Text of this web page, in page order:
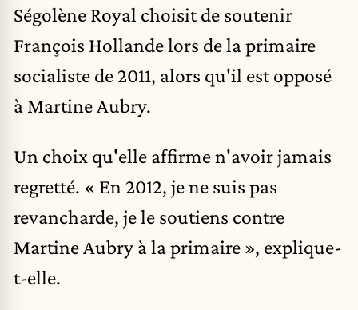
Ségolène Royal choisit de soutenir
François Hollande lors de la primaire
socialiste de 2011, alors qu'il est opposé
à Martine Aubry.
Un choix qu'elle affirme n'avoir jamais
regretté. « En 2012, je ne suis pas
revancharde, je le soutiens contre
Martine Aubry à la primaire », explique-
t-elle.